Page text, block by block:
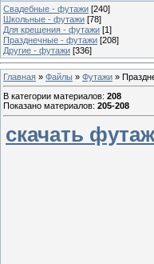
Свадебные - футажи [240]
Школьные - футажи [78]
Для крещения - футажи [1]
Празднечные - футажи [208]
Другие - футажи [336]
Главная » Файлы » Футажи »
В категории материалов: 208
Показано материалов: 205-208
скачать